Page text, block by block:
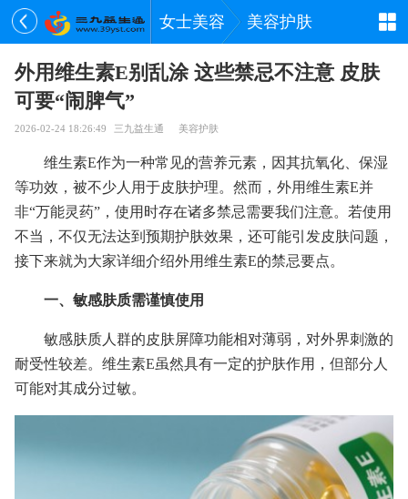
女士美容 美容护肤
外用维生素E别乱涂 这些禁忌不注意 皮肤
可要“闹脾气”
2026-02-24 18:26:49 三九益生通 美容护肤
维生素E作为一种常见的营养元素，因其抗氧化、保湿
等功效，被不少人用于皮肤护理。然而，外用维生素E并
非“万能灵药”，使用时存在诸多禁忌需要我们注意。若使用
不当，不仅无法达到预期护肤效果，还可能引发皮肤问题，
接下来就为大家详细介绍外用维生素E的禁忌要点。
一、敏感肤质需谨慎使用
敏感肤质人群的皮肤屏障功能相对薄弱，对外界刺激的
耐受性较差。维生素E虽然具有一定的护肤作用，但部分人
可能对其成分过敏。